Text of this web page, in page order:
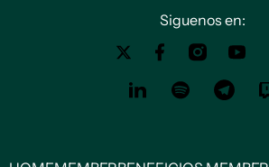
Siguenos en: